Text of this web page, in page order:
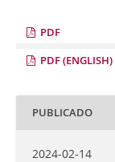
PDF
PDF (ENGLISH)
PUBLICADO
2024-02-14